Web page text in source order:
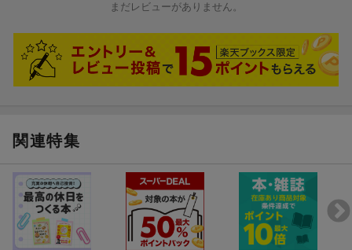
まだレビューがありません。
関連特集